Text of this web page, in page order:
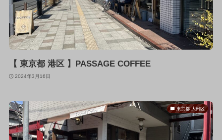
【 東京都 港区 】PASSAGE COFFEE
2024年3月16日
東京都 大田区